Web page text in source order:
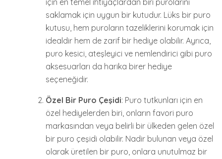
için en temel ihtiyaçlardan biri purolarını
saklamak için uygun bir kutudur. Lüks bir puro
kutusu, hem puroların tazeliklerini korumak için
idealdir hem de zarif bir hediye olabilir. Ayrıca,
puro kesici, ateşleyici ve nemlendirici gibi puro
aksesuarları da harika birer hediye
seçeneğidir.
Özel Bir Puro Çeşidi: Puro tutkunları için en
özel hediyelerden biri, onların favori puro
markasından veya belirli bir ülkeden gelen özel
bir puro çeşidi olabilir. Nadir bulunan veya özel
olarak üretilen bir puro, onlara unutulmaz bir